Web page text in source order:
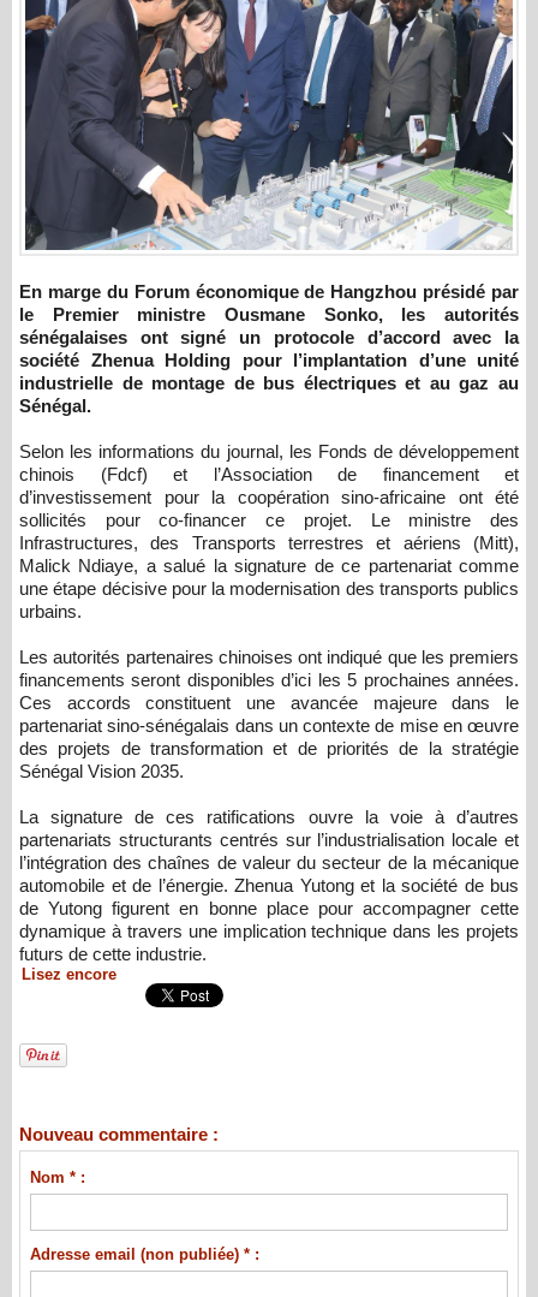
En marge du Forum économique de Hangzhou présidé par
le Premier ministre Ousmane Sonko, les autorités
sénégalaises ont signé un protocole d’accord avec la
société Zhenua Holding pour l’implantation d’une unité
industrielle de montage de bus électriques et au gaz au
Sénégal.
Selon les informations du journal, les Fonds de développement
chinois (Fdcf) et l’Association de financement et
d’investissement pour la coopération sino-africaine ont été
sollicités pour co-financer ce projet. Le ministre des
Infrastructures, des Transports terrestres et aériens (Mitt),
Malick Ndiaye, a salué la signature de ce partenariat comme
une étape décisive pour la modernisation des transports publics
urbains.
Les autorités partenaires chinoises ont indiqué que les premiers
financements seront disponibles d’ici les 5 prochaines années.
Ces accords constituent une avancée majeure dans le
partenariat sino-sénégalais dans un contexte de mise en œuvre
des projets de transformation et de priorités de la stratégie
Sénégal Vision 2035.
La signature de ces ratifications ouvre la voie à d’autres
partenariats structurants centrés sur l’industrialisation locale et
l’intégration des chaînes de valeur du secteur de la mécanique
automobile et de l’énergie. Zhenua Yutong et la société de bus
de Yutong figurent en bonne place pour accompagner cette
dynamique à travers une implication technique dans les projets
futurs de cette industrie.
Lisez encore
Nouveau commentaire :
Nom * :
Adresse email (non publiée) * :